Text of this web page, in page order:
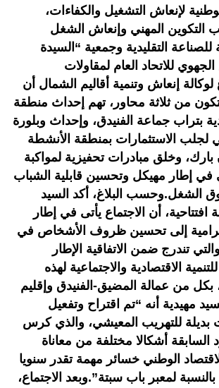
لإنعاش التشغيل والكفاءات،
التكوين المهني وإنعاش الشغل
للصناعة التقليدية وجمعية “السيدة
للاتحاد العام لمقاولات
لوكالة إنعاش وتنمية أقاليم الشمال أن
تتكون من ثلاثة محاور، تهم إحداث منطقة
بتراب جماعة الفنيدق، وإحداث وبلورة
لجلب الاستثمارات بمنطقة الأنشطة
بارك، وخلق مبادرات تحفيزية لمواكبة
في إطار مهيكل وتحسين قابلية الشباب
الشغل.وحسب البلاغ، أكد السيد
افتتاحية، أن الاجتماع يأتى في إطار
إلى تحسين ظروف الأشخاص في
تندرج ضمن الاتفاقية الإطار
الاقتصادية والاجتماعية لهذه
بكل من عمالة المضيق-الفنيدق وإقليم
مهيدية أنه “تم اقتراح وتفعيل
بديلة للتهريب المعيشي، والذي كرس
السابقة أشكالا مختلفة من معاناة
الوطني خسائر مهمة تقدر سنويا
بالنسبة لمعبر باب سبتة”.وبعد الاجتماع،